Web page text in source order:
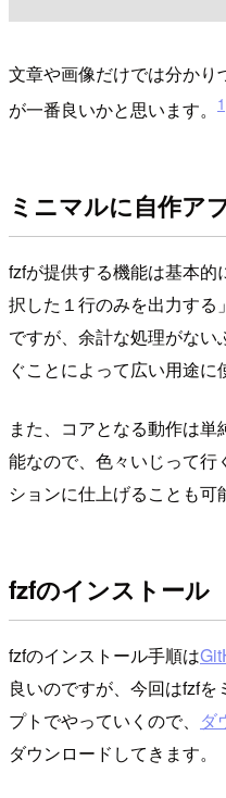
文章や画像だけでは分か
が一番良いかと思います。
1
ミニマルに自作ア
fzfが提供する機能は基本
択した１行のみを出力す
ですが、余計な処理がな
ぐことによって広い用途に
また、コアとなる動作は
能なので、色々いじって行
ションに仕上げることも可
fzfのインストール
fzfのインストール手順は
良いのですが、今回はfzf
プトでやっていくので、 ダ
ダウンロードしてきます。